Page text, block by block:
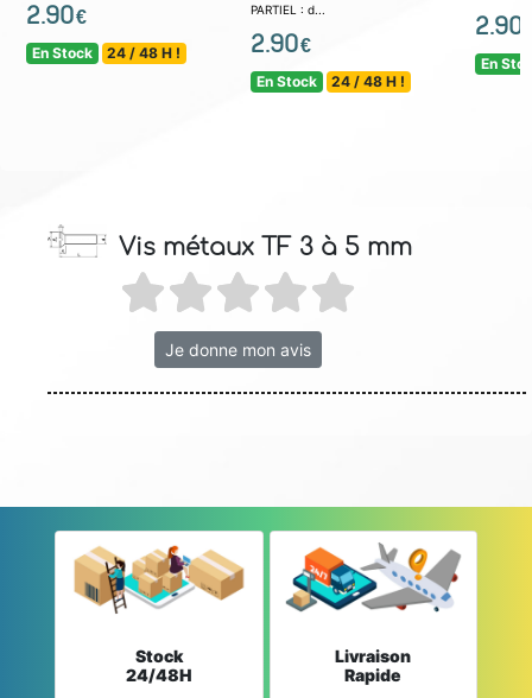
2.90€
En Stock 24 / 48 H !
PARTIEL : d...
2.90€
En Stock 24 / 48 H !
2.90
En
Vis métaux TF 3 à 5 mm
Je donne mon avis
Stock
24/48H
Livraison
Rapide